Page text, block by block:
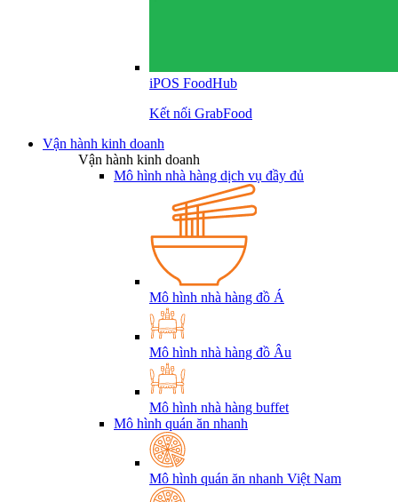
iPOS FoodHub
Kết nối GrabFood
Vận hành kinh doanh
Vận hành kinh doanh
Mô hình nhà hàng dịch vụ đầy đủ
Mô hình nhà hàng đồ Á
Mô hình nhà hàng đồ Âu
Mô hình nhà hàng buffet
Mô hình quán ăn nhanh
Mô hình quán ăn nhanh Việt Nam